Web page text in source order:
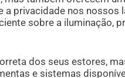
privacidade nos nossos
sobre a iluminação,
dos seus estores,
e sistemas